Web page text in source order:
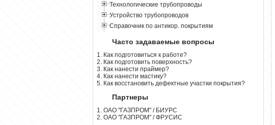
Технологические трубопроводы
Устройство трубопроводов
Справочник по антикор. покрытиям
Часто задаваемые вопросы
1. Как подготовиться к работе?
2. Как подготовить поверхность?
3. Как нанести праймер?
4. Как нанести мастику?
5. Как восстановить дефектные участки покрытия?
Партнеры
1. ОАО "ГАЗПРОМ" / БИУРС
2. ОАО "ГАЗПРОМ" / ФРУСИС